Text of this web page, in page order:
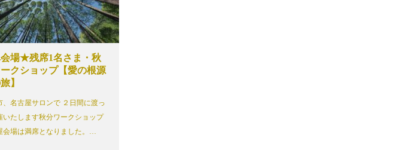
場★残席1名さま・秋
クショップ【愛の根源
】
、名古屋サロンで ２日間に渡っ
いたします秋分ワークショップ
会場は満席となりました。…